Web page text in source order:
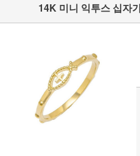
14K 미니 익투스 십자